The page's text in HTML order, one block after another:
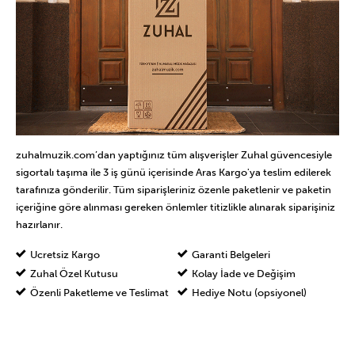
zuhalmuzik.com’dan yaptığınız tüm alışverişler Zuhal güvencesiyle
sigortalı taşıma ile 3 iş günü içerisinde Aras Kargo'ya teslim edilerek
tarafınıza gönderilir. Tüm siparişleriniz özenle paketlenir ve paketin
içeriğine göre alınması gereken önlemler titizlikle alınarak siparişiniz
hazırlanır.
Ücretsiz Kargo
Zuhal Özel Kutusu
Özenli Paketleme ve Teslimat
Garanti Belgeleri
Kolay İade ve Değişim
Hediye Notu (opsiyonel)